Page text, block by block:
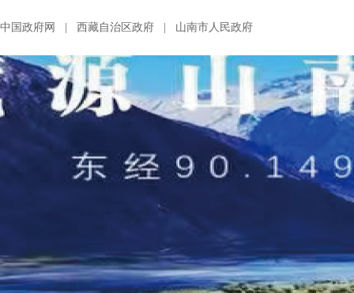
中国政府网 西藏自治区政府 山南市人民政府